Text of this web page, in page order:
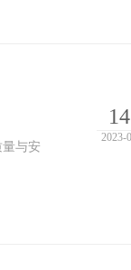
14
2023-
与安